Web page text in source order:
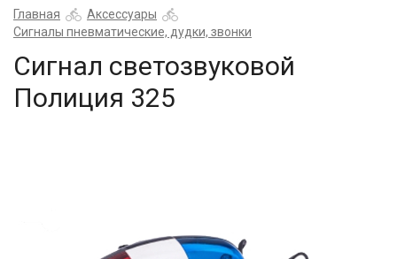
Главная
Аксессуары
Сигналы пневматические, дудки, звонки
Сигнал светозвуковой
Полиция 325